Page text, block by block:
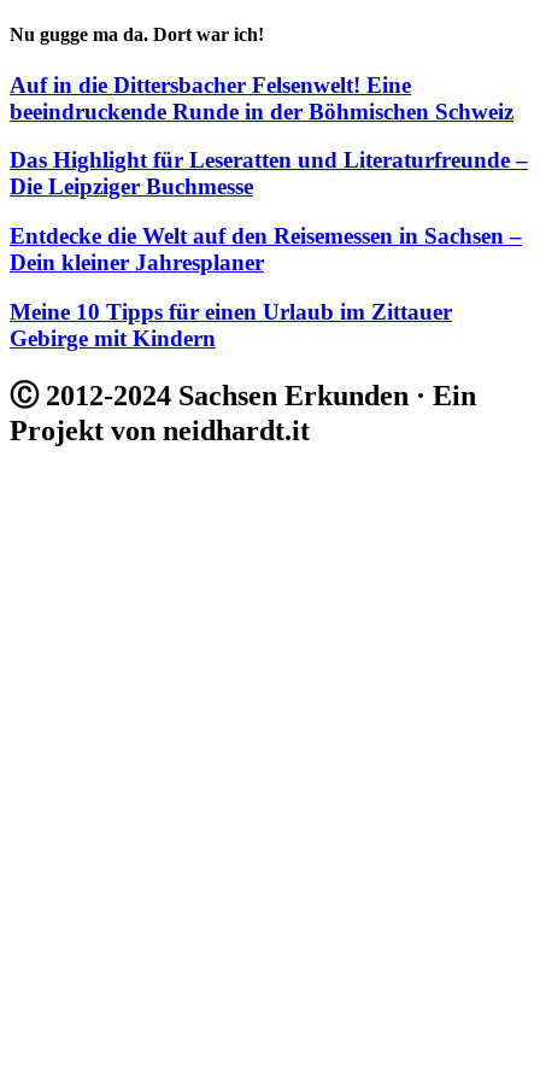
Nu gugge ma da. Dort war ich!
Auf in die Dittersbacher Felsenwelt! Eine
beeindruckende Runde in der Böhmischen Schweiz
Das Highlight für Leseratten und Literaturfreunde –
Die Leipziger Buchmesse
Entdecke die Welt auf den Reisemessen in Sachsen –
Dein kleiner Jahresplaner
Meine 10 Tipps für einen Urlaub im Zittauer
Gebirge mit Kindern
Ⓒ 2012-2024 Sachsen Erkunden · Ein
Projekt von neidhardt.it